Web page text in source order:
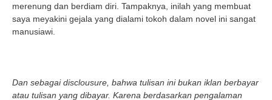
merenung dan berdiam diri. Tampaknya, inilah yang membuat
saya meyakini gejala yang dialami tokoh dalam novel ini sangat
manusiawi.
Dan sebagai disclousure, bahwa tulisan ini bukan iklan berbayar
atau tulisan yang dibayar. Karena berdasarkan pengalaman